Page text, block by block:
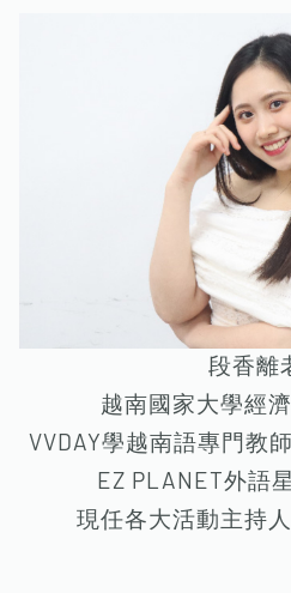
段香離
越南國家大學經
VVDAY學越南語專門教
EZ PLANET外語
現任各大活動主持